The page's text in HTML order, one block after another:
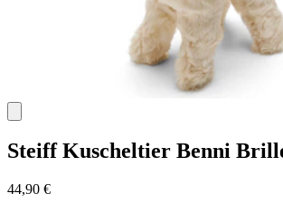
Steiff Kuscheltier Benni
44,90 €